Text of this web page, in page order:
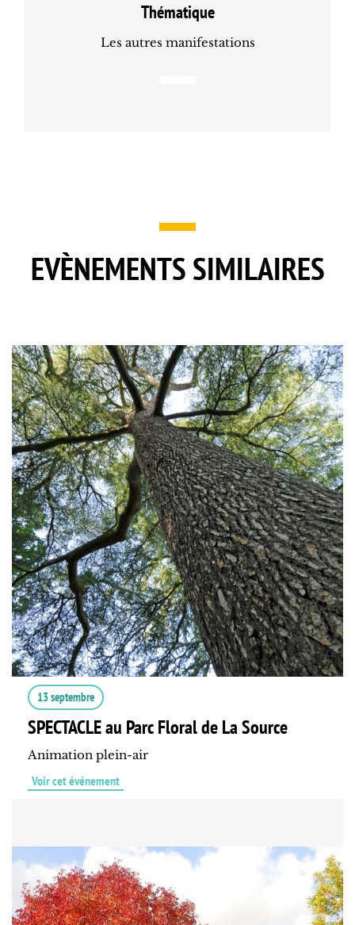
Thématique
Les autres manifestations
EVÈNEMENTS SIMILAIRES
13 septembre
SPECTACLE au Parc Floral de La Source
Animation plein-air
Voir cet événement